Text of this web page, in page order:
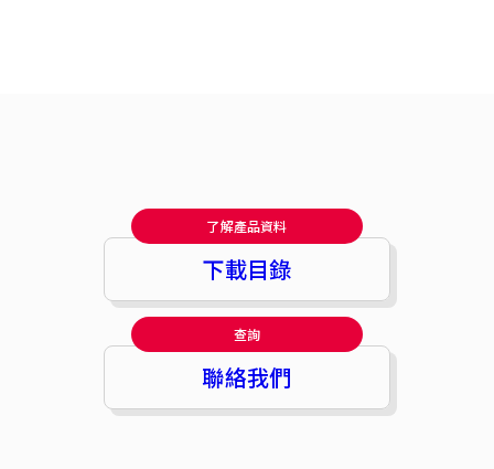
了解產品資料
下載目錄
查詢
聯絡我們